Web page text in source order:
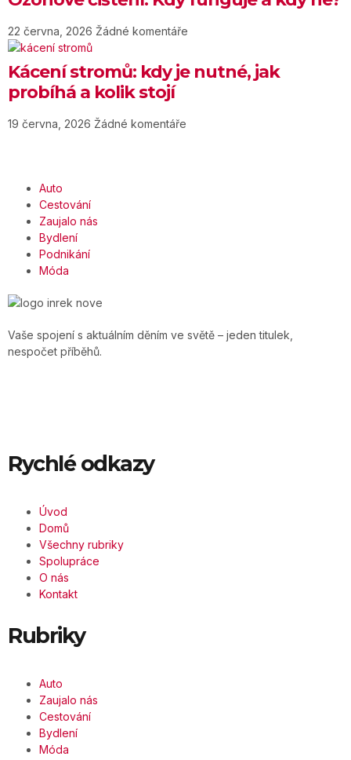
22 června, 2026 Žádné komentáře
Kácení stromů: kdy je nutné, jak
probíhá a kolik stojí
19 června, 2026 Žádné komentáře
Auto
Cestování
Zaujalo nás
Bydlení
Podnikání
Móda
Vaše spojení s aktuálním děním ve světě – jeden titulek,
nespočet příběhů.
Rychlé odkazy
Úvod
Domů
Všechny rubriky
Spolupráce
O nás
Kontakt
Rubriky
Auto
Zaujalo nás
Cestování
Bydlení
Móda